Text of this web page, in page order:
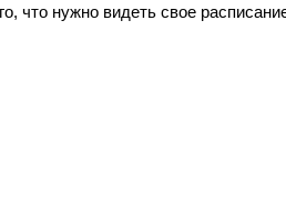
что нужно видеть свое